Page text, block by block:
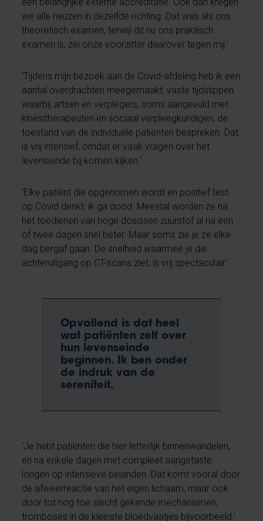
we alle neuzen in dezelfde richting. Dat was als ons
theoretisch examen, terwijl dit nu ons praktisch
examen is, zei onze voorzitter daarover tegen mij.’
‘Tijdens mijn bezoek aan de Covid-afdeling heb ik een
aantal overdrachten meegemaakt: vaste tijdstippen
waarbij artsen en verplegers, soms aangevuld met
kinesitherapeuten en sociaal verpleegkundigen, de
toestand van de individuele patiënten bespreken. Dat
is vrij intensief, omdat er vaak vragen over het
levenseinde bij komen kijken.’
‘Elke patiënt die opgenomen wordt en positief test
op Covid denkt: ik ga dood. Meestal worden ze na
het toedienen van hoge dosissen zuurstof al na een
of twee dagen snel beter. Maar soms zie je ze elke
dag bergaf gaan. De snelheid waarmee je die
achteruitgang op CT-scans ziet, is vrij spectaculair.’
Opvallend is dat heel
wat patiënten zelf over
hun levenseinde
beginnen. Ik ben onder
de indruk van de
sereniteit.
‘Je hebt patiënten die hier letterlijk binnenwandelen,
en na enkele dagen met compleet aangetaste
longen op intensieve belanden. Dat komt vooral door
de afweerreactie van het eigen lichaam, maar ook
door tot nog toe slecht gekende mechanismen,
tromboses in de kleinste bloedvaatjes bijvoorbeeld.’